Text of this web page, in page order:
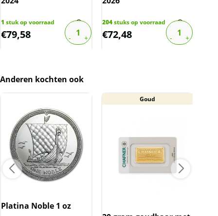
1 stuk op voorraad
€79,58
204stuks op voorraad
€72,48
Anderen kochten ook
Platina Noble 1 oz
Goud